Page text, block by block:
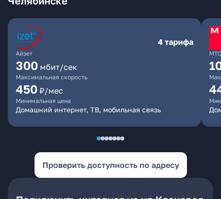
Айзет
4 тарифа
300 мбит/сек
Максимальная скорость
450 ₽/мес
Минимальная цена
Домашний интернет, ТВ, мобильная связь
МТС
Проверить доступность по адресу